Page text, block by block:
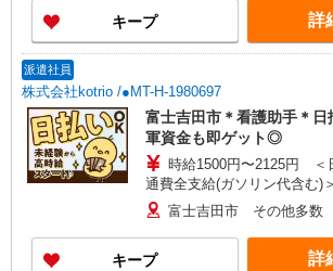
キープ 詳
派遣社員
株式会社kotrio /●MT-H-1980697
富士吉田市＊看護助手＊
軍資金も即ゲット◎
時給1500円〜2125円 ＜
通費全支給(ガソリン代含む)＞
富士吉田市 その他多数
キープ 詳